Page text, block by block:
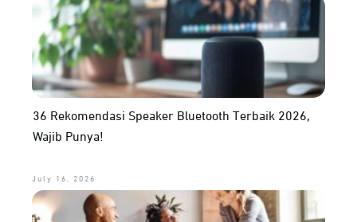
36 Rekomendasi Speaker Bluetooth Terbaik 2026,
Wajib Punya!
July 16, 2026